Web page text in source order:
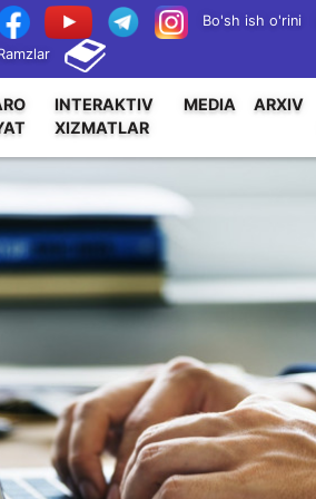
Bo'sh ish o'rini
INTERAKTIV
XIZMATLAR
MEDIA ARXIV